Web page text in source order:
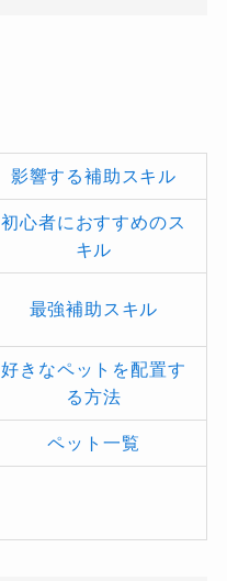
影響する補助スキル
初心者におすすめのス
キル
最強補助スキル
好きなペットを配置す
る方法
ペット一覧